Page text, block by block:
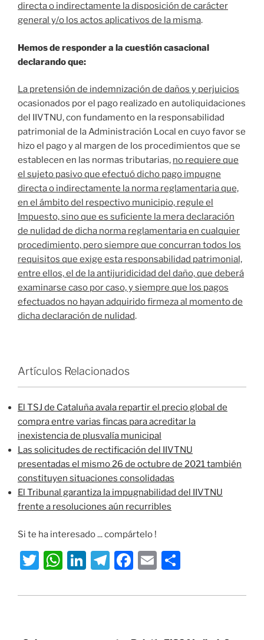
directa o indirectamente la disposición de carácter
general y/o los actos aplicativos de la misma.
Hemos de responder a la cuestión casacional
declarando que:
La pretensión de indemnización de daños y perjuicios
ocasionados por el pago realizado en autoliquidaciones
del IIVTNU, con fundamento en la responsabilidad
patrimonial de la Administración Local en cuyo favor se
hizo el pago y al margen de los procedimientos que se
establecen en las normas tributarias, no requiere que
el sujeto pasivo que efectuó dicho pago impugne
directa o indirectamente la norma reglamentaria que,
en el ámbito del respectivo municipio, regule el
Impuesto, sino que es suficiente la mera declaración
de nulidad de dicha norma reglamentaria en cualquier
procedimiento, pero siempre que concurran todos los
requisitos que exige esta responsabilidad patrimonial,
entre ellos, el de la antijuridicidad del daño, que deberá
examinarse caso por caso, y siempre que los pagos
efectuados no hayan adquirido firmeza al momento de
dicha declaración de nulidad.
Artículos Relacionados
El TSJ de Cataluña avala repartir el precio global de
compra entre varias fincas para acreditar la
inexistencia de plusvalía municipal
Las solicitudes de rectificación del IIVTNU
presentadas el mismo 26 de octubre de 2021 también
constituyen situaciones consolidadas
El Tribunal garantiza la impugnabilidad del IIVTNU
frente a resoluciones aún recurribles
Si te ha interesado ... compártelo !
T
itt
W
at
A
Li
k
dI
T
e
a
F
c
b
E
ai ar